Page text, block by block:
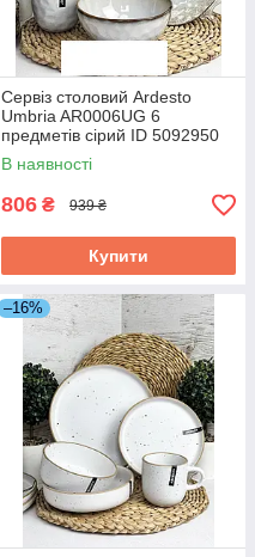
Сервіз столовий Ardesto
Umbria AR0006UG 6
предметів сірий ID 5092950
В наявності
806 ₴ 939 ₴
Купити
–16%